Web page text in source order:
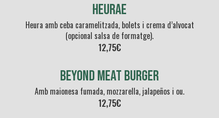
Heurae
Heura amb ceba caramelitzada, bolets i crema d’alvocat
(opcional salsa de formatge).
12,75€
Beyond meat Burger
Amb maionesa fumada, mozzarella, jalapeños i ou.
12,75€